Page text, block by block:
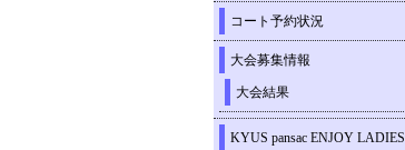
コート予約状況
大会募集情報
大会結果
KYUS pansac ENJOY LADIES